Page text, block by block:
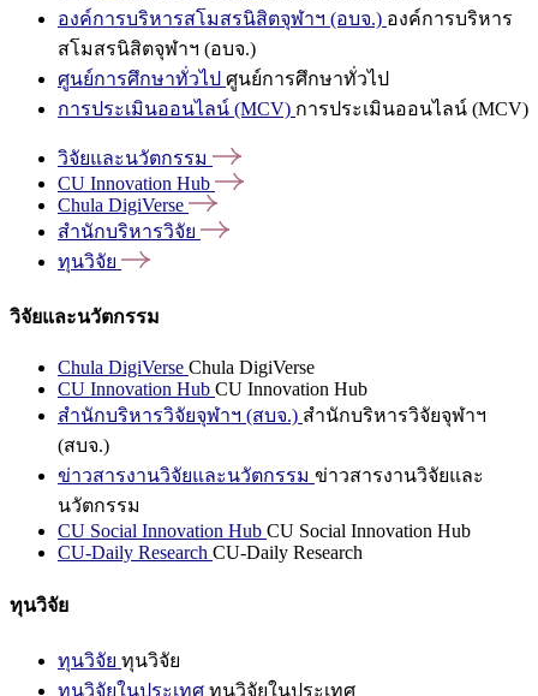
องค์การบริหารสโมสรนิสิตจุฬาฯ (อบจ.) องค์การบริหาร
สโมสรนิสิตจุฬาฯ (อบจ.)
ศูนย์การศึกษาทั่วไป ศูนย์การศึกษาทั่วไป
การประเมินออนไลน์ (MCV) การประเมินออนไลน์ (MCV)
วิจัยและนวัตกรรม
CU Innovation Hub
Chula DigiVerse
สำนักบริหารวิจัย
ทุนวิจัย
วิจัยและนวัตกรรม
Chula DigiVerse Chula DigiVerse
CU Innovation Hub CU Innovation Hub
สำนักบริหารวิจัยจุฬาฯ (สบจ.) สำนักบริหารวิจัยจุฬาฯ
(สบจ.)
ข่าวสารงานวิจัยและนวัตกรรม ข่าวสารงานวิจัยและ
นวัตกรรม
CU Social Innovation Hub CU Social Innovation Hub
CU-Daily Research CU-Daily Research
ทุนวิจัย
ทุนวิจัย ทุนวิจัย
ทุนวิจัยในประเทศ ทุนวิจัยในประเทศ